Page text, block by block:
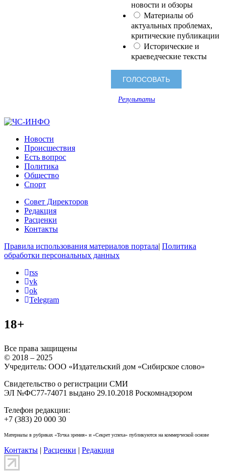
новости и обзоры
Материалы об
актуальных проблемах,
критические публикации
Исторические и
краеведческие тексты
Результаты
Новости
Происшествия
Есть вопрос
Политика
Общество
Спорт
Совет Директоров
Редакция
Расценки
Контакты
Правила использования материалов портала| Политика
обработки персональных данных
rss
vk
ok
Telegram
18+
Все права защищены
© 2018 – 2025
Учредитель: ООО «Издательский дом «Сибирское слово»
Свидетельство о регистрации СМИ
ЭЛ №ФС77-74071 выдано 29.10.2018 Роскомнадзором
Телефон редакции:
+7 (383) 20 000 30
Материалы в рубриках «Точка зрения» и «Секрет успеха» публикуются на коммерческой основе
Контакты | Расценки | Редакция